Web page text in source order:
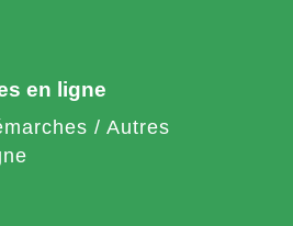
en ligne
/ Autres